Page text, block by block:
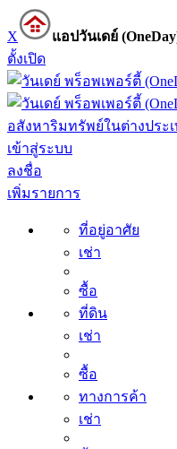
X แอปวันเดย์
ตั้งเปิด
อสังหาริมทรัพย์ในต่างประ
เข้าสู่ระบบ
ลงชื่อ
เพิ่มรายการ
ที่อยู่อาศัย
เช่า
ซื้อ
ที่ดิน
เช่า
ซื้อ
ทางการค้า
เช่า